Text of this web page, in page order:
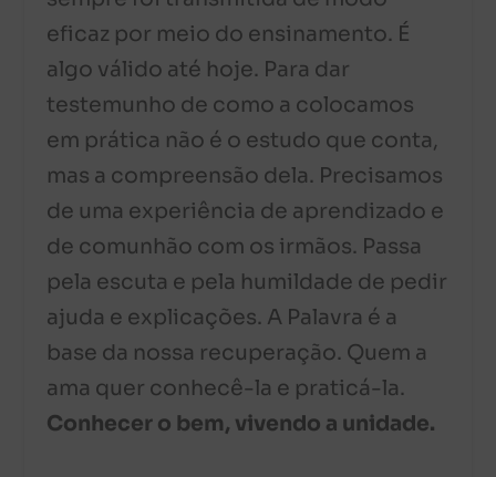
eficaz por meio do ensinamento. É
algo válido até hoje. Para dar
testemunho de como a colocamos
em prática não é o estudo que conta,
mas a compreensão dela. Precisamos
de uma experiência de aprendizado e
de comunhão com os irmãos. Passa
pela escuta e pela humildade de pedir
ajuda e explicações. A Palavra é a
base da nossa recuperação. Quem a
ama quer conhecê-la e praticá-la.
Conhecer o bem, vivendo a unidade.